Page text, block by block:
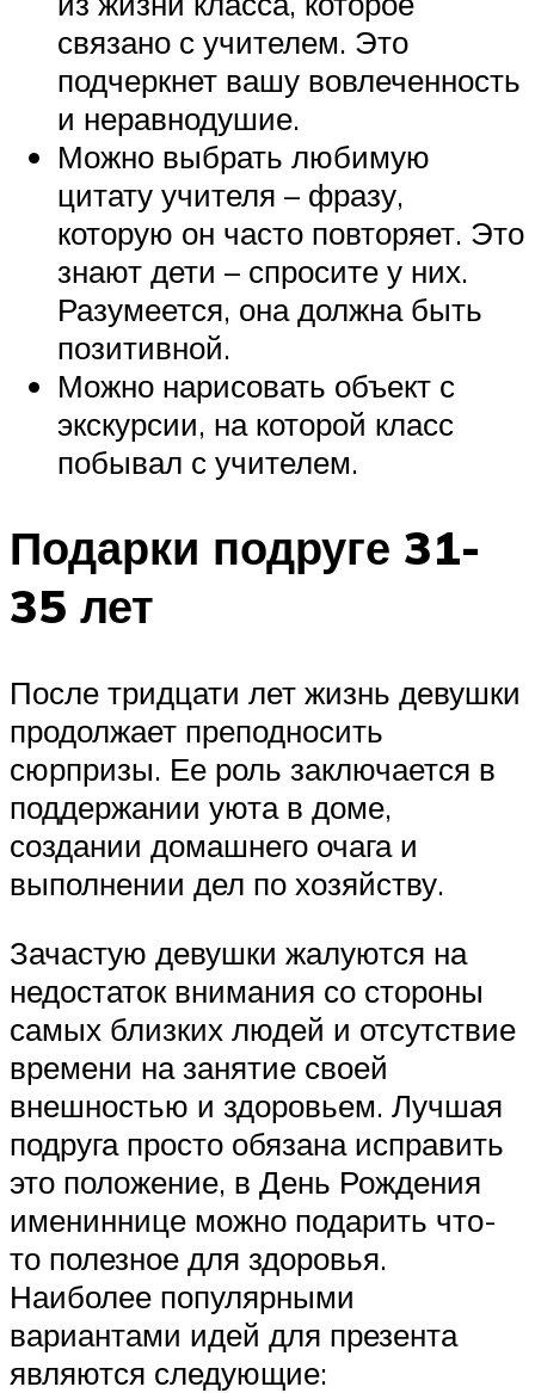
связано с учителем. Это
подчеркнет вашу вовлеченность
и неравнодушие.
Можно выбрать любимую
цитату учителя – фразу,
которую он часто повторяет. Это
знают дети – спросите у них.
Разумеется, она должна быть
позитивной.
Можно нарисовать объект с
экскурсии, на которой класс
побывал с учителем.
Подарки подруге 31-
35 лет
После тридцати лет жизнь девушки
продолжает преподносить
сюрпризы. Ее роль заключается в
поддержании уюта в доме,
создании домашнего очага и
выполнении дел по хозяйству.
Зачастую девушки жалуются на
недостаток внимания со стороны
самых близких людей и отсутствие
времени на занятие своей
внешностью и здоровьем. Лучшая
подруга просто обязана исправить
это положение, в День Рождения
имениннице можно подарить что-
то полезное для здоровья.
Наиболее популярными
вариантами идей для презента
являются следующие: